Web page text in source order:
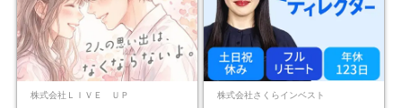
株式会社ＬＩＶＥ ＵＰ 株式会社さくらインベスト